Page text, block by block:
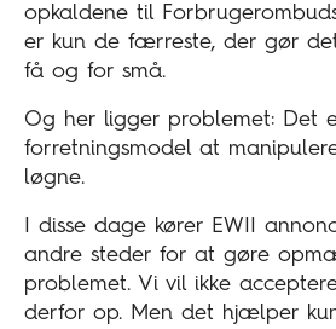
opkaldene til
er kun de færreste, der gør
få og for små.
Og her ligger problemet: Det
forretningsmodel at
løgne.
I disse dage kører EWII
andre steder for at gøre
problemet. Vi vil ikke
derfor op. Men det hjælper